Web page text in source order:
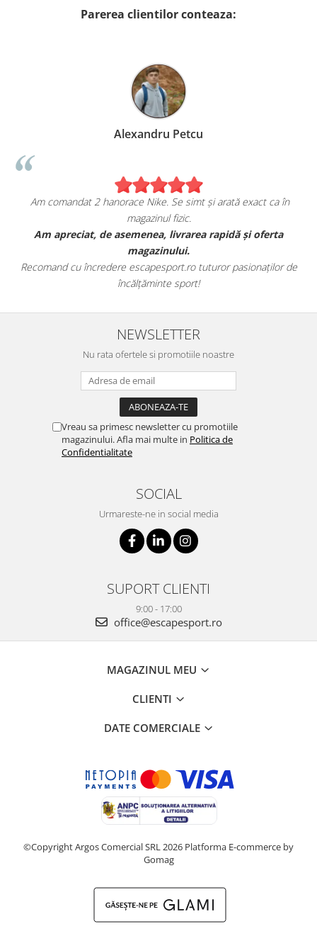
Parerea clientilor conteaza:
simt și arată exact ca în
rapidă și oferta
tuturor pasionaților de
Sunt foarte mulțumita de
Am comandat o pereche de sneakers
Aceștia au toate caracteristicile
NEWSLETTER
Nu rata ofertele si promotiile noastre
Vreau sa primesc newsletter cu promotiile
magazinului. Afla mai multe in Politica de
Confidentialitate
SOCIAL
Urmareste-ne in social media
SUPORT CLIENTI
9:00 - 17:00
office@escapesport.ro
MAGAZINUL MEU
CLIENTI
DATE COMERCIALE
©Copyright Argos Comercial SRL 2026 Platforma E-commerce by
Gomag